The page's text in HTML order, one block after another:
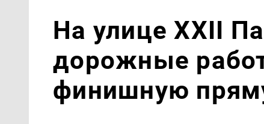
На улице XXII
дорожные
финишную